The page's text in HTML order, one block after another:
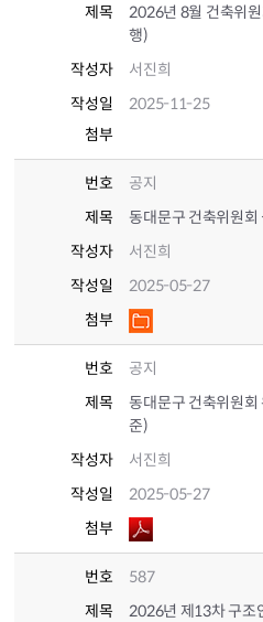
제목
2026년 8월 건축위
행)
작성자
서진희
작성일
2025-11-25
첨부
번호
공지
제목
동대문구 건축위원회
작성자
서진희
작성일
2025-05-27
첨부
번호
공지
제목
동대문구 건축위원
준)
작성자
서진희
작성일
2025-05-27
첨부
번호
587
제목
2026년 제13차 구조